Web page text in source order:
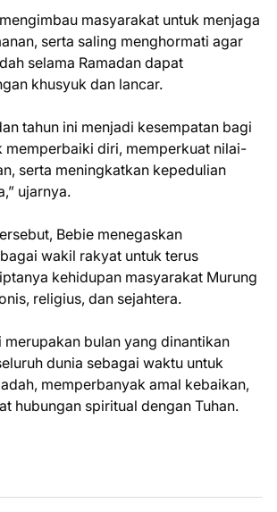
masyarakat untuk menjaga
serta saling menghormati agar
selama Ramadan dapat
khusyuk dan lancar.
tahun ini menjadi kesempatan bagi
memperbaiki diri, memperkuat nilai-
serta meningkatkan kepedulian
ujarnya.
Bebie menegaskan
wakil rakyat untuk terus
kehidupan masyarakat Murung
religius, dan sejahtera.
merupakan bulan yang dinantikan
dunia sebagai waktu untuk
memperbanyak amal kebaikan,
hubungan spiritual dengan Tuhan.